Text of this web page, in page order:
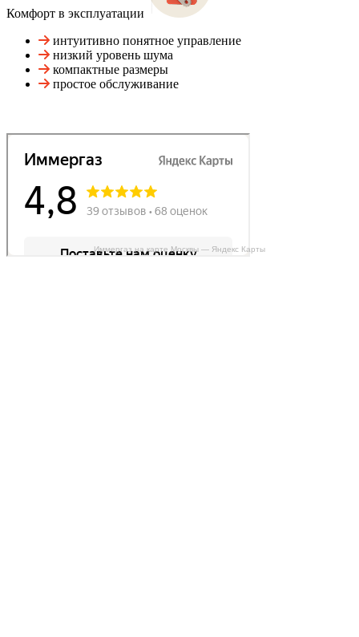
Комфорт в эксплуатации
интуитивно понятное управление
низкий уровень шума
компактные размеры
простое обслуживание
Иммергаз на карте Москвы — Яндекс Карты